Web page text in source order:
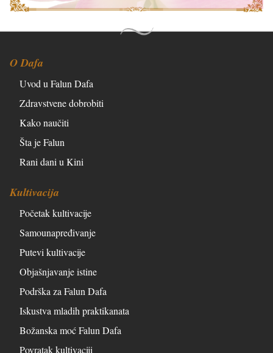
O Dafa
Uvod u Falun Dafa
Zdravstvene dobrobiti
Kako naučiti
Šta je Falun
Rani dani u Kini
Kultivacija
Početak kultivacije
Samounapređivanje
Putevi kultivacije
Objašnjavanje istine
Podrška za Falun Dafa
Iskustva mladih praktikanata
Božanska moć Falun Dafa
Povratak kultivaciji